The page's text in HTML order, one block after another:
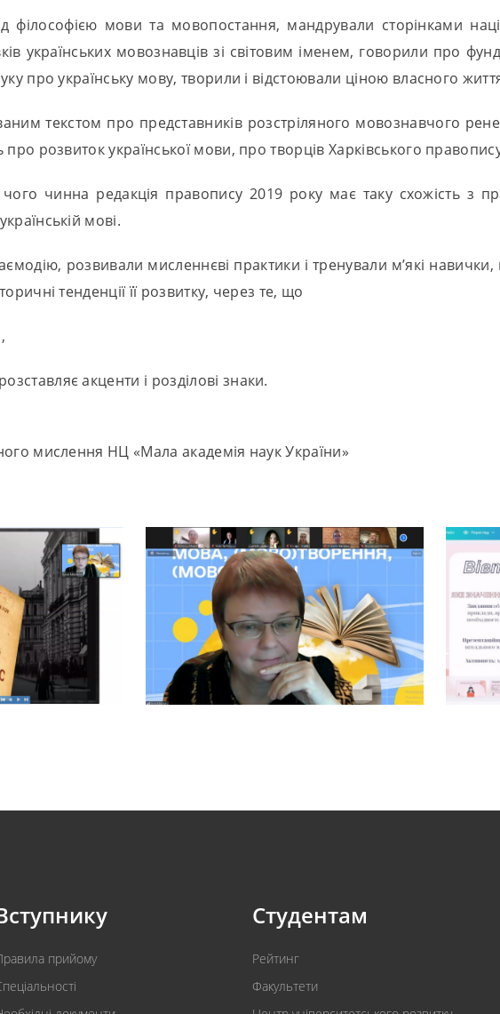
мови та мовопостання, мандрували сторінками
українських мовознавців зі світовим іменем, говорили про
про українську мову, творили і відстоювали ціною власного
текстом про представників розстріляного мовознавчого
розвиток української мови, про творців Харківського
чого чинна редакція правопису 2019 року має таку схожість
мові.
розвивали мисленнєві практики і тренували м’які
тенденції її розвитку, через те, що
акценти і розділові знаки.
мислення НЦ «Мала академія наук України»
прийому
Студентам
Рейтинг
Факультети